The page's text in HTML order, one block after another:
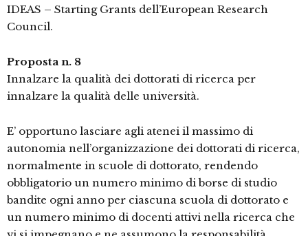
IDEAS – Starting Grants dell’European Research
Council.
Proposta n. 8
Innalzare la qualità dei dottorati di ricerca per
innalzare la qualità delle università.
E’ opportuno lasciare agli atenei il massimo di
autonomia nell’organizzazione dei dottorati di ricerca,
normalmente in scuole di dottorato, rendendo
obbligatorio un numero minimo di borse di studio
bandite ogni anno per ciascuna scuola di dottorato e
un numero minimo di docenti attivi nella ricerca che